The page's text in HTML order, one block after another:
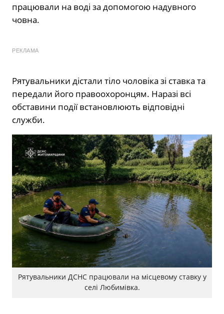
працювали на воді за допомогою надувного
човна.
РЕКЛАМА
Рятувальники дістали тіло чоловіка зі ставка та
передали його правоохоронцям. Наразі всі
обставини події встановлюють відповідні
служби.
Рятувальники ДСНС працювали на місцевому ставку у
селі Любимівка.